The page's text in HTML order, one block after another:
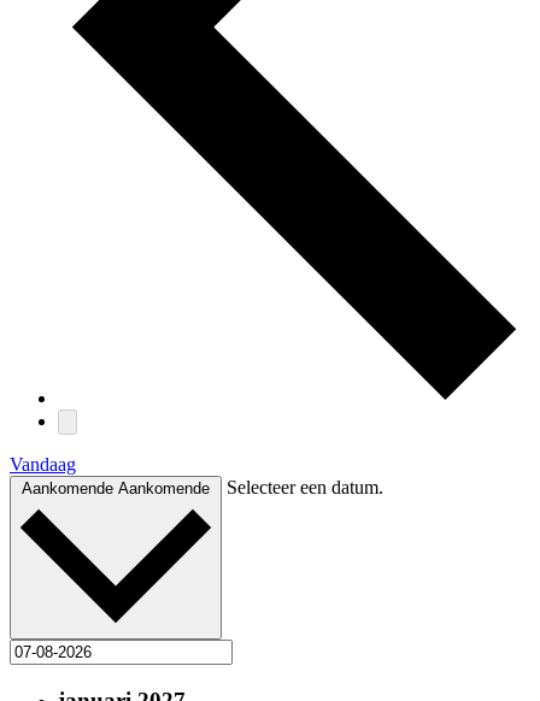
Vandaag
Aankomende Aankomende Selecteer een datum.